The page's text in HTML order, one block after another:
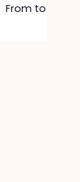
From to